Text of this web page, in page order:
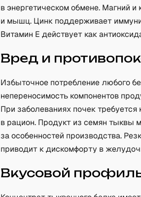
в энергетическом обмене. Магний
и мышц. Цинк поддерживает
Витамин E действует как
Вред и
Избыточное потребление любого
непереносимость компонентов
При заболеваниях почек
в рацион. Продукт из семян тыквы
за особенностей производства.
приводит к дискомфорту в
Вкусовой